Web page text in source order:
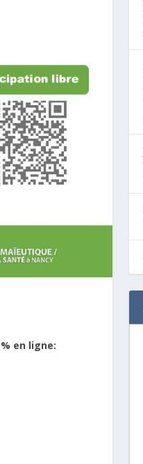
en ligne: